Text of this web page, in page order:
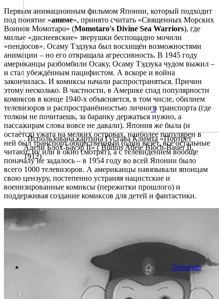
Первым анимационным фильмом Японии, который подходит
под понятие «аниме», принято считать «Священных Морских
Воинов Момотаро» (Momotaro's Divine Sea Warriors), где
милые «диснеевские» зверушки беспощадно мочили
«пендосов». Осаму Тэдзука был восхищён возможностями
анимации – но его отвращала агрессивность. В 1945 году
американцы разбомбили Осаку, Осаму Тэдзука чудом выжил –
и стал убеждённым пацифистом. А вскоре и война
закончилась. И комиксы начали распространяться. Причин
этому несколько. В частности, в Америке спад популярности
комиксов в конце 1940-х объясняется, в том числе, обилием
телевизоров и распространённостью личного транспорта (где
толком не почитаешь, за баранку держаться нужно, а
пассажирам слова вовсе не давали). Япония же была (и
остаётся) ужата на мелких островах, наиболее популярен в
ней был транспорт общественный (один везёт, все остальные
читают, ну или в окно смотрят), а с телевидением вообще
поначалу не задалось – в 1954 году во всей Японии было
всего 1000 телевизоров. А американцы навязывали японцам
свою цензуру, постепенно устраняя нацистские и
военизированные комиксы (пережитки прошлого) и
поддерживая создание комиксов для детей и фантастики.
. Использована картина Густава Климта «Портрет
Адели Блох-Бауэр II» ( Bildnis Adele Bloch-Bauer II,
1912)
3
Telegram